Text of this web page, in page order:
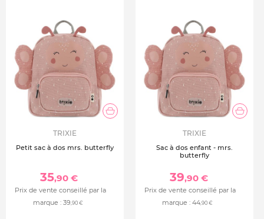
TRIXIE
Petit sac à dos mrs. butterfly
35,90 €
Prix de vente conseillé par la
marque : 39,90 €
TRIXIE
Sac à dos enfant - mrs.
butterfly
39,90 €
Prix de vente conseillé par la
marque : 44,90 €